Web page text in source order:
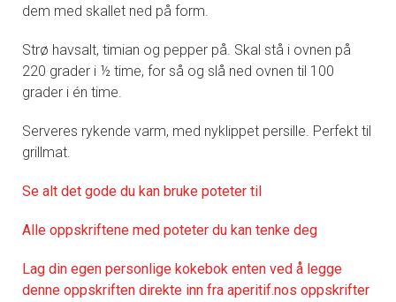
dem med skallet ned på form.
Strø havsalt, timian og pepper på. Skal stå i ovnen på
220 grader i ½ time, for så og slå ned ovnen til 100
grader i én time.
Serveres rykende varm, med nyklippet persille. Perfekt til
grillmat.
Se alt det gode du kan bruke poteter til
Alle oppskriftene med poteter du kan tenke deg
Lag din egen personlige kokebok enten ved å legge
denne oppskriften direkte inn fra aperitif.nos oppskrifter